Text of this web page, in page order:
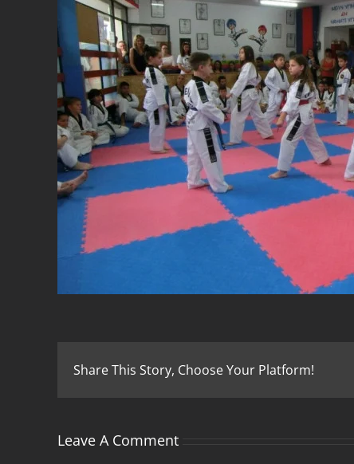
Share This Story, Choose Your Platform!
Leave A Comment